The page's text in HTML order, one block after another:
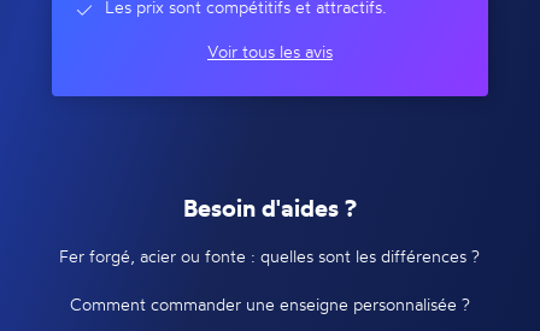
Les prix sont compétitifs et attractifs.
Voir tous les avis
Besoin d'aides ?
Fer forgé, acier ou fonte : quelles sont les différences ?
Comment commander une enseigne personnalisée ?